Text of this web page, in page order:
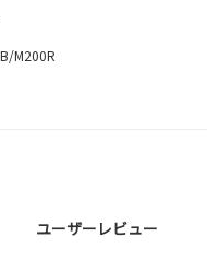
M200R
ユーザーレビュー